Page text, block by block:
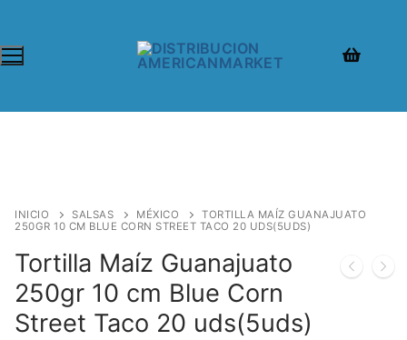
INICIO SALSAS MÉXICO
TORTILLA MAÍZ GUANAJUATO
250GR 10 CM BLUE CORN STREET TACO 20 UDS(5UDS)
Tortilla Maíz Guanajuato
250gr 10 cm Blue Corn
Street Taco 20 uds(5uds)